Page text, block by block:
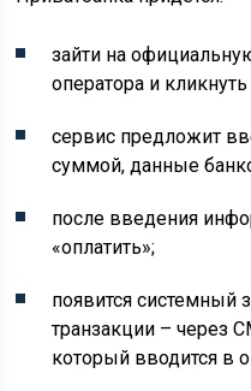
зайти на
оператора и
сервис предложит
суммой, данные
после введения
«оплатить»;
появится системный
транзакции – через
который вводится в